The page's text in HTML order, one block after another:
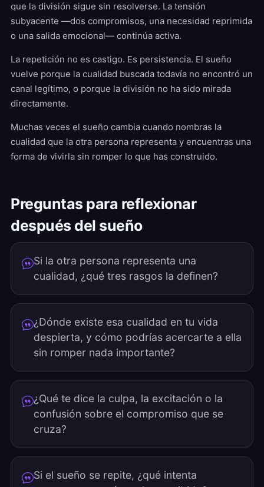
que la división sigue sin resolverse. La tensión
subyacente —dos compromisos, una necesidad reprimida
o una salida emocional— continúa activa.
La repetición no es castigo. Es persistencia. El sueño
vuelve porque la cualidad buscada todavía no encontró un
canal legítimo, o porque la división no ha sido mirada
directamente.
Muchas veces el sueño cambia cuando nombras la
cualidad que la otra persona representa y encuentras una
forma de vivirla sin romper lo que has construido.
Preguntas para reflexionar
después del sueño
Si la otra persona representa una
cualidad, ¿qué tres rasgos la definen?
¿Dónde existe esa cualidad en tu vida
despierta, y cómo podrías acercarte a ella
sin romper nada importante?
¿Qué te dice la culpa, la excitación o la
confusión sobre el compromiso que se
cruza?
Si el sueño se repite, ¿qué intenta